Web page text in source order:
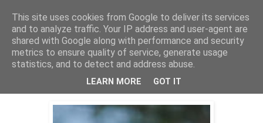
THURSDAYSCOOKING
petak, 27. travnja 2018.
Panama torta
This site uses cookies from Google to deliver its services
and to analyze traffic. Your IP address and user-agent are
shared with Google along with performance and security
metrics to ensure quality of service, generate usage
statistics, and to detect and address abuse.
LEARN MORE GOT IT